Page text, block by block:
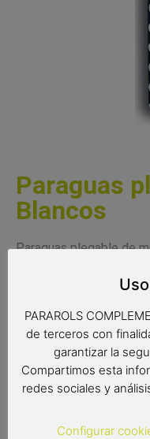
Paraguas
Blancos
Paraguas plegable de
de calidad, con varillas
Radio: 54 cm.
Diámetro: 98 cm.
Cerrado: 28 cm.
PARAROLS
de terceros con
garantizar la
Compartimos esta
redes sociales y
Configurar